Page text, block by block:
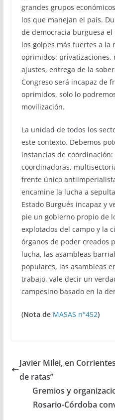
grandes grupos
los que manejan el país.
de democracia burguesa
los golpes más fuertes a la
oprimidos: privatizaciones,
ajustes, entrega de la
Congreso será incapaz de
oprimidos, solo lo
movilización.
La unidad de todos los
este contexto. Debemos
instancias de
coordinadoras,
frente único
encamine la lucha a
Estado Burgués incapaz y
pie un gobierno propio de
explotados del campo y la
órganos de poder creados
lucha, las asambleas
populares, las asambleas
trabajo, vale decir un
campesino basado en la
(Nota de MASAS n°452)
Javier Milei, en
de ratas”
Gremios y
Rosario-Córdoba